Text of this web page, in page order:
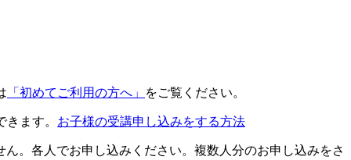
「初めてご利用の方へ」 をご覧ください。
ます。 お子様の受講申し込みをする方法
。各人でお申し込みください。複数人分のお申し込みをさ